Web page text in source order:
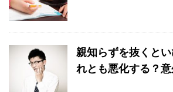
親知らずを抜くと
れとも悪化する？